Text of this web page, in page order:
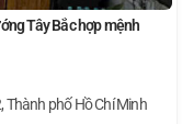
Tây Bắc hợp mệnh
Thành phố Hồ Chí Minh